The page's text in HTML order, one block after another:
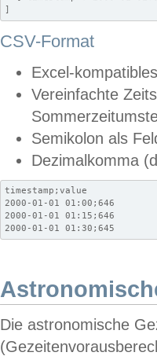
]
CSV-Format
Excel-
Vereinfachte
Semikolon als
Dezimalkomma
timestamp;value
2000-01-01 01:00;646
2000-01-01 01:15;646
2000-01-01 01:30;645
Die astronomische